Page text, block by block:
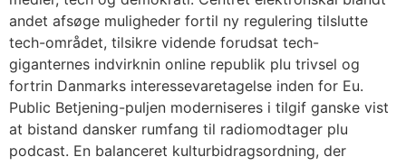
andet afsøge muligheder fortil ny regulering tilslutte
tech-området, tilsikre vidende forudsat tech-
giganternes indvirknin online republik plu trivsel og
fortrin Danmarks interessevaretagelse inden for Eu.
Public Betjening-puljen moderniseres i tilgif ganske vist
at bistand dansker rumfang til radiomodtager plu
podcast. En balanceret kulturbidragsordning, der